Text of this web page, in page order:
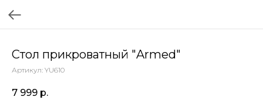
Стол прикроватный "Armed"
Артикул: YU610
7 999 р.